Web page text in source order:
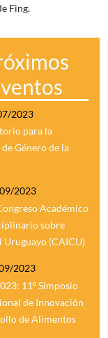
Fing.
2023
para la
Género de la
2023
Académico
sobre
Uruguayo (CAICU)
2023
11º Simposio
de Innovación
de Alimentos